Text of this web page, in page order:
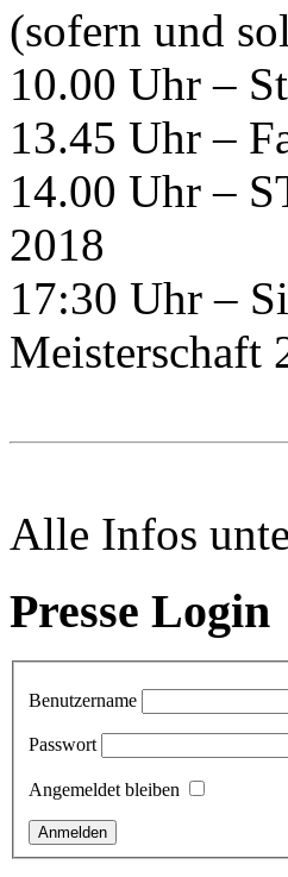
(sofern und
10.00 Uhr –
13.45 Uhr –
14.00 Uhr –
2018
17:30 Uhr –
Meisterschaft
Alle Infos
Presse Login
Benutzername
Passwort
Angemeldet bleiben